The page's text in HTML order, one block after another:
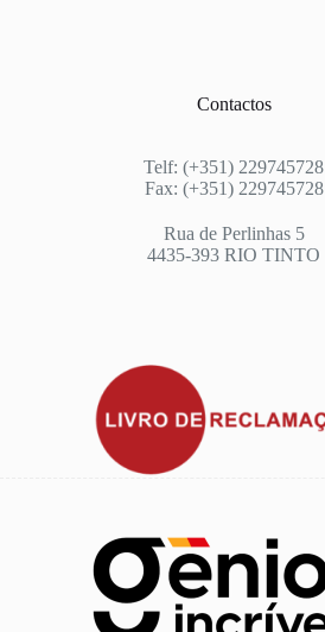
Contactos
Telf: (+351) 229745728
Fax: (+351) 229745728
Rua de Perlinhas 5
4435-393 RIO TINTO